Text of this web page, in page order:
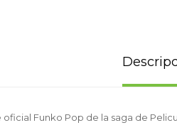
Funko Pop de la saga de